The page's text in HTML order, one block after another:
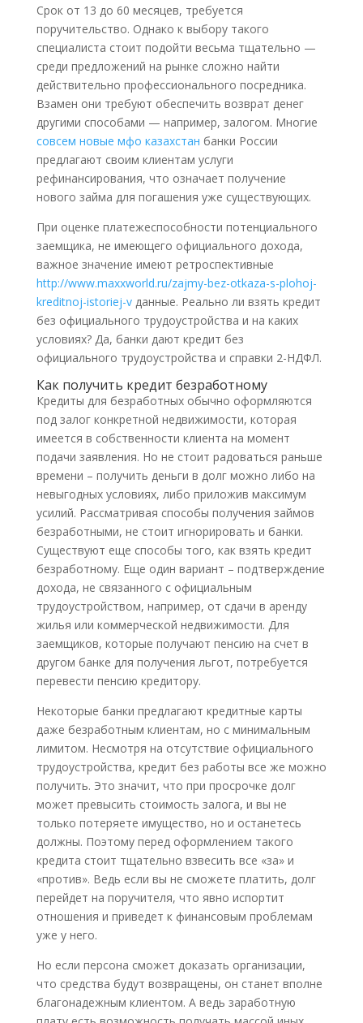
Срок от 13 до 60 месяцев, требуется
поручительство. Однако к выбору такого
специалиста стоит подойти весьма тщательно —
среди предложений на рынке сложно найти
действительно профессионального посредника.
Взамен они требуют обеспечить возврат денег
другими способами — например, залогом. Многие
совсем новые мфо казахстан банки России
предлагают своим клиентам услуги
рефинансирования, что означает получение
нового займа для погашения уже существующих.
При оценке платежеспособности потенциального
заемщика, не имеющего официального дохода,
важное значение имеют ретроспективные
http://www.maxxworld.ru/zajmy-bez-otkaza-s-plohoj-
kreditnoj-istoriej-vданные. Реально ли взять кредит
без официального трудоустройства и на каких
условиях? Да, банки дают кредит без
официального трудоустройства и справки 2-НДФЛ.
Как получить кредит безработному
Кредиты для безработных обычно оформляются
под залог конкретной недвижимости, которая
имеется в собственности клиента на момент
подачи заявления. Но не стоит радоваться раньше
времени – получить деньги в долг можно либо на
невыгодных условиях, либо приложив максимум
усилий. Рассматривая способы получения займов
безработными, не стоит игнорировать и банки.
Существуют еще способы того, как взять кредит
безработному. Еще один вариант – подтверждение
дохода, не связанного с официальным
трудоустройством, например, от сдачи в аренду
жилья или коммерческой недвижимости. Для
заемщиков, которые получают пенсию на счет в
другом банке для получения льгот, потребуется
перевести пенсию кредитору.
Некоторые банки предлагают кредитные карты
даже безработным клиентам, но с минимальным
лимитом. Несмотря на отсутствие официального
трудоустройства, кредит без работы все же можно
получить. Это значит, что при просрочке долг
может превысить стоимость залога, и вы не
только потеряете имущество, но и останетесь
должны. Поэтому перед оформлением такого
кредита стоит тщательно взвесить все «за» и
«против». Ведь если вы не сможете платить, долг
перейдет на поручителя, что явно испортит
отношения и приведет к финансовым проблемам
уже у него.
Но если персона сможет доказать организации,
что средства будут возвращены, он станет вполне
благонадежным клиентом. А ведь заработную